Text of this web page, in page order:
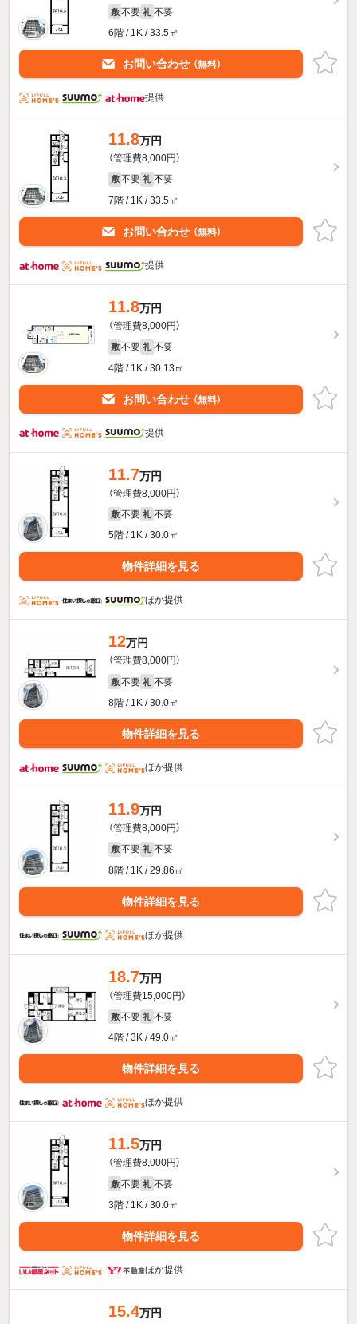
敷 不要 礼 不要
6階 / 1K / 33.5㎡
お問い合わせ （無料）
提供
11.8万円
（管理費8,000円）
敷 不要 礼 不要
7階 / 1K / 33.5㎡
お問い合わせ （無料）
提供
11.8万円
（管理費8,000円）
敷 不要 礼 不要
4階 / 1K / 30.13㎡
お問い合わせ （無料）
提供
11.7万円
（管理費8,000円）
敷 不要 礼 不要
5階 / 1K / 30.0㎡
物件詳細を見る
ほか提供
12万円
（管理費8,000円）
敷 不要 礼 不要
8階 / 1K / 30.0㎡
物件詳細を見る
ほか提供
11.9万円
（管理費8,000円）
敷 不要 礼 不要
8階 / 1K / 29.86㎡
物件詳細を見る
ほか提供
18.7万円
（管理費15,000円）
敷 不要 礼 不要
4階 / 3K / 49.0㎡
物件詳細を見る
ほか提供
11.5万円
（管理費8,000円）
敷 不要 礼 不要
3階 / 1K / 30.0㎡
物件詳細を見る
ほか提供
15.4万円